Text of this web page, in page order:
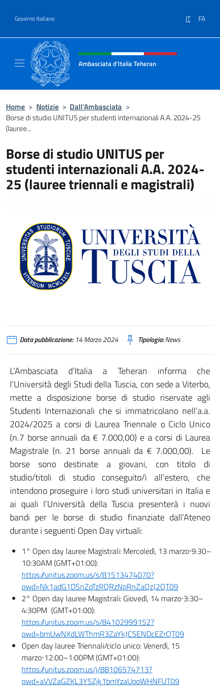
Governo Italiano IT FA
Intestazione sito, social e menù
Ambasciata d'Italia Teheran
Home > Notizie > Dall’Ambasciata >
Borse di studio UNITUS per studenti internazionali A.A. 2024-25
(lauree...
Borse di studio UNITUS per
studenti internazionali A.A. 2024-
25 (lauree triennali e magistrali)
Data pubblicazione:14 Marzo 2024 Tipologia:News
L’Ambasciata d’Italia a Teheran informa che
l’Università degli Studi della Tuscia, con sede a Viterbo,
mette a disposizione borse di studio riservate agli
Studenti Internazionali che si immatricolano nell’a.a.
2024/2025 a corsi di Laurea Triennale o Ciclo Unico
(n.7 borse annuali da € 7.000,00) e a corsi di Laurea
Magistrale (n. 21 borse annuali da € 7.000,00). Le
borse sono destinate a giovani, con titolo di
studio/titoli di studio conseguito/i all’estero, che
intendono proseguire i loro studi universitari in Italia e
ai quali l’Università della Tuscia presenterà i nuovi
bandi per le borse di studio finanziate dall’Ateneo
durante i seguenti Open Day virtuali:
1° Open day lauree Magistrali: Mercoledì, 13 marzo⋅9:30–
10:30AM (GMT+01:00):
https://unitus.zoom.us/s/81513474070?
pwd=Nk1adG1DSnZqTzRQRzNpRnZaQzJ2QT09
2° Open day lauree Magistrali: Giovedì, 14 marzo⋅3:30–
4:30PM (GMT+01:00):
https://unitus.zoom.us/s/84102999152?
pwd=bmUwNXdLWThmR3ZaYkJCSENDcEZrQT09
Open day lauree Triennali/ciclo unico: Venerdì, 15
marzo⋅12:00–1:00PM (GMT+01:00):
https://unitus.zoom.us/j/88106574713?
pwd=aVVZaGZKL3Y5Zjk1bmYzaUpoWHNFUT09